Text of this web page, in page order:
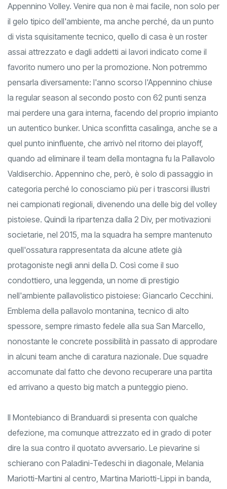
palazzetto "Pertini" di San Marcello P.se, tana del forte
Appennino Volley. Venire qua non è mai facile, non solo per
il gelo tipico dell'ambiente, ma anche perché, da un punto
di vista squisitamente tecnico, quello di casa è un roster
assai attrezzato e dagli addetti ai lavori indicato come il
favorito numero uno per la promozione. Non potremmo
pensarla diversamente: l'anno scorso l'Appennino chiuse
la regular season al secondo posto con 62 punti senza
mai perdere una gara interna, facendo del proprio impianto
un autentico bunker. Unica sconfitta casalinga, anche se a
quel punto ininfluente, che arrivò nel ritorno dei playoff,
quando ad eliminare il team della montagna fu la Pallavolo
Valdiserchio. Appennino che, però, è solo di passaggio in
categoria perché lo conosciamo più per i trascorsi illustri
nei campionati regionali, divenendo una delle big del volley
pistoiese. Quindi la ripartenza dalla 2 Div, per motivazioni
societarie, nel 2015, ma la squadra ha sempre mantenuto
quell'ossatura rappresentata da alcune atlete già
protagoniste negli anni della D. Così come il suo
condottiero, una leggenda, un nome di prestigio
nell'ambiente pallavolistico pistoiese: Giancarlo Cecchini.
Emblema della pallavolo montanina, tecnico di alto
spessore, sempre rimasto fedele alla sua San Marcello,
nonostante le concrete possibilità in passato di approdare
in alcuni team anche di caratura nazionale. Due squadre
accomunate dal fatto che devono recuperare una partita
Il Montebianco di Branduardi si presenta con qualche
defezione, ma comunque attrezzato ed in grado di poter
dire la sua contro il quotato avversario. Le pievarine si
schierano con Paladini-Tedeschi in diagonale, Melania